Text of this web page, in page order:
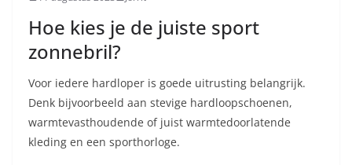
Hoe kies je de juiste sport
zonnebril?
Voor iedere hardloper is goede uitrusting belangrijk.
Denk bijvoorbeeld aan stevige hardloopschoenen,
warmtevasthoudende of juist warmtedoorlatende
kleding en een sporthorloge.